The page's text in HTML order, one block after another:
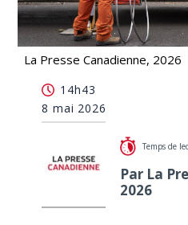
La Presse Canadienne, 2026
s'entendent sur les
14h43
8 mai 2026
Temps de
Par La
2026